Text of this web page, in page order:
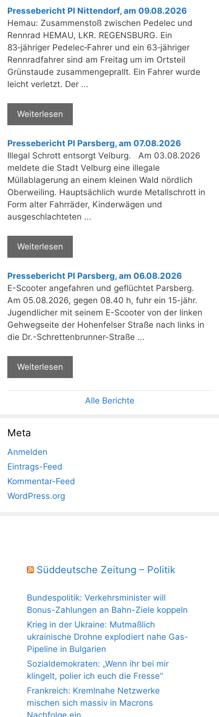
Pressebericht PI Nittendorf, am 09.08.2026
Hemau: Zusammenstoß zwischen Pedelec und
Rennrad HEMAU, LKR. REGENSBURG. Ein
83‑jähriger Pedelec‑Fahrer und ein 63‑jähriger
Rennradfahrer sind am Freitag um im Ortsteil
Grünstaude zusammengeprallt. Ein Fahrer wurde
leicht verletzt. Der ...
Weiterlesen
Pressebericht PI Parsberg, am 07.08.2026
Illegal Schrott entsorgt Velburg. Am 03.08.2026
meldete die Stadt Velburg eine illegale
Müllablagerung an einem kleinen Wald nördlich
Oberweiling. Hauptsächlich wurde Metallschrott in
Form alter Fahrräder, Kinderwägen und
ausgeschlachteten ...
Weiterlesen
Pressebericht PI Parsberg, am 06.08.2026
E-Scooter angefahren und geflüchtet Parsberg.
Am 05.08.2026, gegen 08.40 h, fuhr ein 15-jähr.
Jugendlicher mit seinem E-Scooter von der linken
Gehwegseite der Hohenfelser Straße nach links in
die Dr.-Schrettenbrunner-Straße ...
Weiterlesen
Alle Berichte
Meta
Anmelden
Eintrags-Feed
Kommentar-Feed
WordPress.org
Süddeutsche Zeitung – Politik
Bundespolitik: Verkehrsminister will
Bonus-Zahlungen an Bahn-Ziele koppeln
Krieg in der Ukraine: Mutmaßlich
ukrainische Drohne explodiert nahe Gas-
Pipeline in Bulgarien
Sozialdemokraten: „Wenn ihr bei mir
klingelt, polier ich euch die Fresse“
Frankreich: Kremlnahe Netzwerke
mischen sich massiv in Macrons